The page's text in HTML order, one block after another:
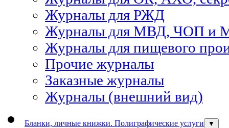
Журналы для РЖД
Журналы для МВД, ЧОП и
Журналы для пищевого
Прочие журналы
Заказные журналы
Журналы (внешний вид)
Бланки, личные книжки. Полиграфические услуги ▼